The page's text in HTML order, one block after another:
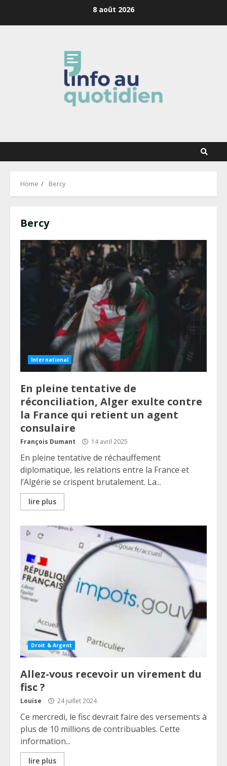
8 août 2026
Home Bercy
Bercy
International
En pleine tentative de
réconciliation, Alger exulte contre
la France qui retient un agent
consulaire
François Dumant 14 avril 2025
En pleine tentative de réchauffement
diplomatique, les relations entre la France et
l’Algérie se crispent brutalement. La...
lire plus
Droit & Argent
Allez-vous recevoir un virement du
fisc ?
Louise 24 juillet 2024
Ce mercredi, le fisc devrait faire des versements à
plus de 10 millions de contribuables. Cette
information...
lire plus